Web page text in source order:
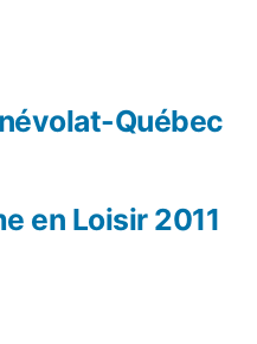
:
en Loisir 2011
:
Québec